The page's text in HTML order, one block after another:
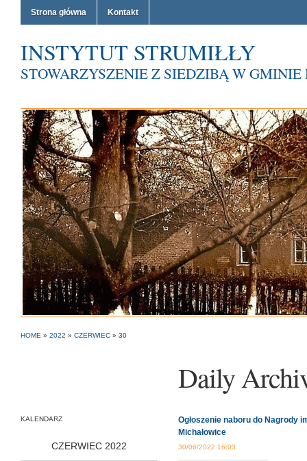
Strona główna Kontakt
INSTYTUT STRUMIŁŁY
STOWARZYSZENIE Z SIEDZIBĄ W
HOME » 2022 » CZERWIEC » 30
Daily
KALENDARZ
CZERWIEC 2022
Ogłoszenie naboru do Nagrody
Michałowice
30/06/2022 16:03